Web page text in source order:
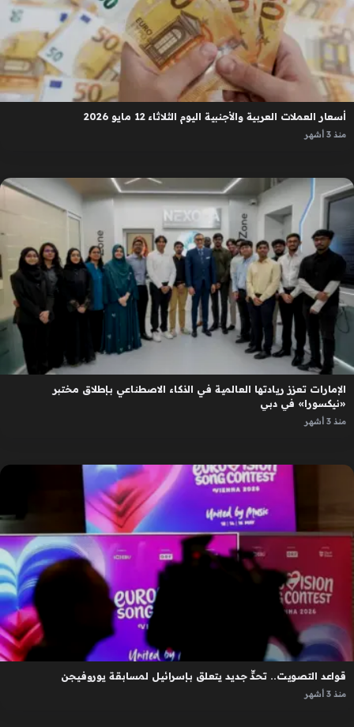
أسعار العملات العربية والأجنبية اليوم الثلاثاء 12 مايو 2026
منذ 3 أشهر
الإمارات تعزز ريادتها العالمية في الذكاء الاصطناعي بإطلاق مختبر
«نيكسورا» في دبي
منذ 3 أشهر
قواعد التصويت.. تحدٍّ جديد يتعلق بإسرائيل لمسابقة يوروفيجن
منذ 3 أشهر